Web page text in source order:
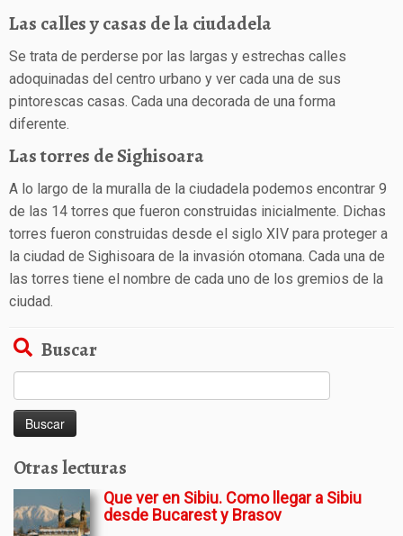
Las calles y casas de la ciudadela
Se trata de perderse por las largas y estrechas calles
adoquinadas del centro urbano y ver cada una de sus
pintorescas casas. Cada una decorada de una forma
diferente.
Las torres de Sighisoara
A lo largo de la muralla de la ciudadela podemos encontrar 9
de las 14 torres que fueron construidas inicialmente. Dichas
torres fueron construidas desde el siglo XIV para proteger a
la ciudad de Sighisoara de la invasión otomana. Cada una de
las torres tiene el nombre de cada uno de los gremios de la
ciudad.
Buscar
Otras lecturas
Que ver en Sibiu. Como llegar a Sibiu
desde Bucarest y Brasov